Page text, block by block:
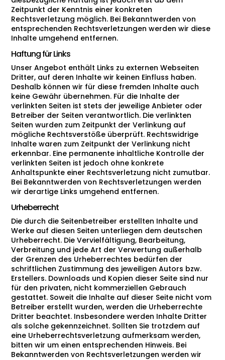
Zeitpunkt der Kenntnis einer konkreten
Rechtsverletzung möglich. Bei Bekanntwerden von
entsprechenden Rechtsverletzungen werden wir diese
Inhalte umgehend entfernen.
Haftung für Links
Unser Angebot enthält Links zu externen Webseiten
Dritter, auf deren Inhalte wir keinen Einfluss haben.
Deshalb können wir für diese fremden Inhalte auch
keine Gewähr übernehmen. Für die Inhalte der
verlinkten Seiten ist stets der jeweilige Anbieter oder
Betreiber der Seiten verantwortlich. Die verlinkten
Seiten wurden zum Zeitpunkt der Verlinkung auf
mögliche Rechtsverstöße überprüft. Rechtswidrige
Inhalte waren zum Zeitpunkt der Verlinkung nicht
erkennbar. Eine permanente inhaltliche Kontrolle der
verlinkten Seiten ist jedoch ohne konkrete
Anhaltspunkte einer Rechtsverletzung nicht zumutbar.
Bei Bekanntwerden von Rechtsverletzungen werden
wir derartige Links umgehend entfernen.
Urheberrecht
Die durch die Seitenbetreiber erstellten Inhalte und
Werke auf diesen Seiten unterliegen dem deutschen
Urheberrecht. Die Vervielfältigung, Bearbeitung,
Verbreitung und jede Art der Verwertung außerhalb
der Grenzen des Urheberrechtes bedürfen der
schriftlichen Zustimmung des jeweiligen Autors bzw.
Erstellers. Downloads und Kopien dieser Seite sind nur
für den privaten, nicht kommerziellen Gebrauch
gestattet. Soweit die Inhalte auf dieser Seite nicht vom
Betreiber erstellt wurden, werden die Urheberrechte
Dritter beachtet. Insbesondere werden Inhalte Dritter
als solche gekennzeichnet. Sollten Sie trotzdem auf
eine Urheberrechtsverletzung aufmerksam werden,
bitten wir um einen entsprechenden Hinweis. Bei
Bekanntwerden von Rechtsverletzungen werden wir